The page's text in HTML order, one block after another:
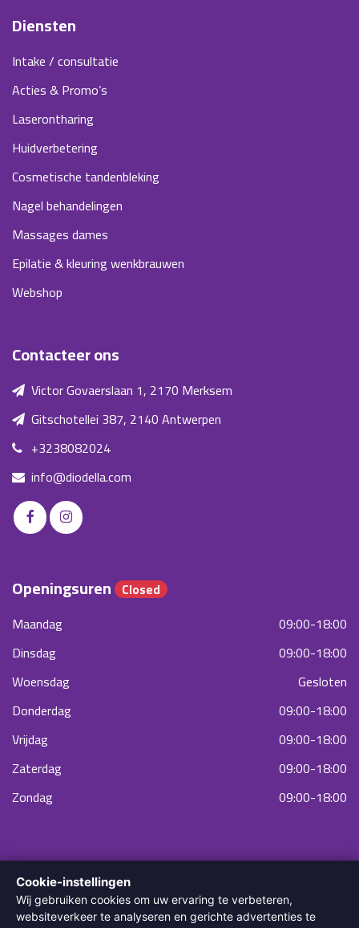
Diensten
Intake / consultatie
Acties & Promo’s
Laserontharing
Huidverbetering
Cosmetische tandenbleking
Nagel behandelingen
Massages dames
Epilatie & kleuring wenkbrauwen
Webshop
Contacteer ons
Victor Govaerslaan 1, 2170 Merksem
Gitschotellei 387, 2140 Antwerpen
+3238082024
info@diodella.com
Openingsuren Closed
Maandag
09:00-18:00
Dinsdag
09:00-18:00
Woensdag
Gesloten
Donderdag
09:00-18:00
Vrijdag
09:00-18:00
Zaterdag
09:00-18:00
Zondag
09:00-18:00
Cookie-instellingen
Wij gebruiken cookies om uw ervaring te verbeteren,
websiteverkeer te analyseren en gerichte advertenties te